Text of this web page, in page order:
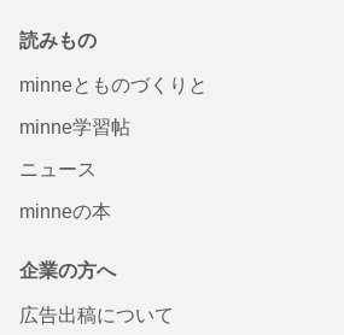
読みもの
minneとものづくりと
minne学習帖
ニュース
minneの本
企業の方へ
広告出稿について